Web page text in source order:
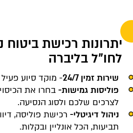
יתרונות רכישת ביטוח
לחו"ל בליברה
שירות זמין 24/7 - מוקד סיוע
פוליסות גמישות- בחרו את
לצרכים שלכם ולסוג הנסיעה.
ניהול דיגיטלי- רכישת פוליסה,
תביעות, הכל אונליין ובקלות.